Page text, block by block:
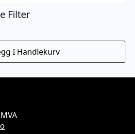
Filter
I Handlekurv